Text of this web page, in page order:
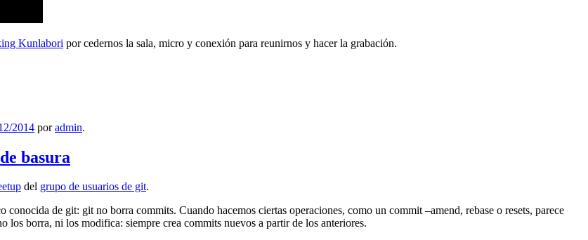
Kunlabori por cedernos la sala, micro y conexión para reunirnos y hacer la grabación.
2014 poradmin.
basura
del grupo de usuarios de git.
de git: git no borra commits. Cuando hacemos ciertas operaciones, como un commit –amend, rebase o resets, parece
los borra, ni los modifica: siempre crea commits nuevos a partir de los anteriores.